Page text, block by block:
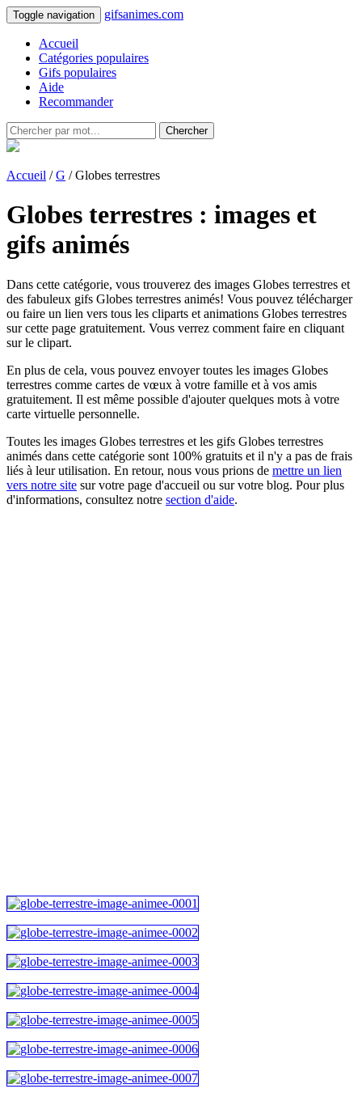
Toggle navigation gifsanimes.com
Accueil
Catégories populaires
Gifs populaires
Aide
Recommander
Chercher
Accueil /G / Globes terrestres
Globes terrestres : images et
gifs animés
Dans cette catégorie, vous trouverez des images Globes terrestres et
des fabuleux gifs Globes terrestres animés! Vous pouvez télécharger
ou faire un lien vers tous les cliparts et animations Globes terrestres
sur cette page gratuitement. Vous verrez comment faire en cliquant
sur le clipart.
En plus de cela, vous pouvez envoyer toutes les images Globes
terrestres comme cartes de vœux à votre famille et à vos amis
gratuitement. Il est même possible d'ajouter quelques mots à votre
carte virtuelle personnelle.
Toutes les images Globes terrestres et les gifs Globes terrestres
animés dans cette catégorie sont 100% gratuits et il n'y a pas de frais
liés à leur utilisation. En retour, nous vous prions de mettre un lien
vers notre site sur votre page d'accueil ou sur votre blog. Pour plus
d'informations, consultez notre section d'aide.